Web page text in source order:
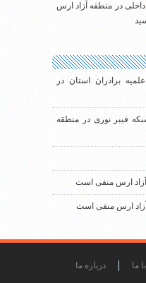
در منطقه آزاد ارس
برادران استان در
فیبر نوری در منطقه
آزاد ارس منفی است
ارس منفی است
ما درباره ما